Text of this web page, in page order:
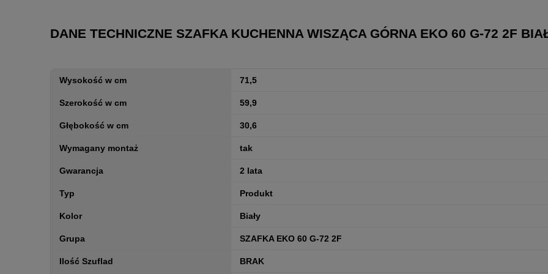
DANE TECHNICZNE SZAFKA KUCHENNA WISZĄCA GÓRNA EKO 60 G-72 2F
Wysokość w cm 71,5
Szerokość w cm 59,9
Głębokość w cm 30,6
Wymagany montaż tak
Gwarancja 2 lata
Typ Produkt
Kolor Biały
Grupa SZAFKA EKO 60 G-72 2F
Ilość Szuflad BRAK